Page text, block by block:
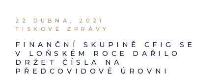
22 DUBNA, 2021
TISKOVÉ ZPRÁVY
FINANČNÍ SKUPINĚ CFIG SE
V LOŇSKÉM ROCE DAŘILO
DRŽET ČÍSLA NA
PŘEDCOVIDOVÉ ÚROVNI